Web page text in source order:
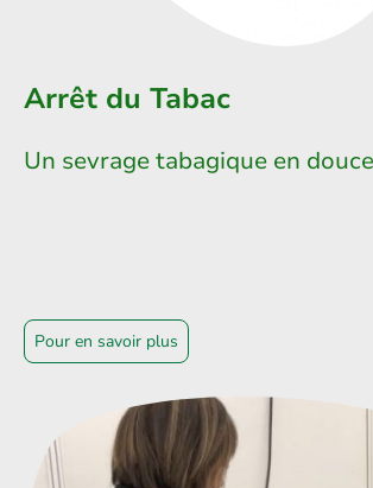
Arrêt du Tabac
Un sevrage tabagique en
Pour en savoir plus